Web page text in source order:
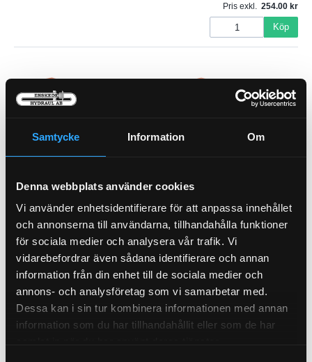
Samtycke Information Om
Denna webbplats använder cookies
Vi använder enhetsidentifierare för att anpassa innehållet
och annonserna till användarna, tillhandahålla funktioner
för sociala medier och analysera vår trafik. Vi
vidarebefordrar även sådana identifierare och annan
information från din enhet till de sociala medier och
annons- och analysföretag som vi samarbetar med.
Dessa kan i sin tur kombinera informationen med annan
information som du har tillhandahållit eller som de har
Pris exkl. 254.00
Köp
HYTTFILTER JD
21-198488
Pris exkl. 135.00
Köp
Pris exkl.
Köp